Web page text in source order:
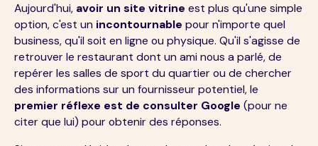
Aujourd'hui, avoir un site vitrine est plus qu'une simple
option, c'est un incontournable pour n'importe quel
business, qu'il soit en ligne ou physique. Qu'il s'agisse de
retrouver le restaurant dont un ami nous a parlé, de
repérer les salles de sport du quartier ou de chercher
des informations sur un fournisseur potentiel, le
premier réflexe est de consulter Google (pour ne
citer que lui) pour obtenir des réponses.